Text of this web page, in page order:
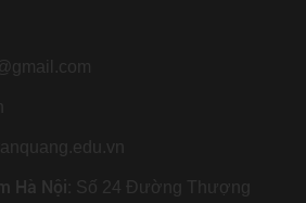
Hà Nội: Số 24 Đường Thượng